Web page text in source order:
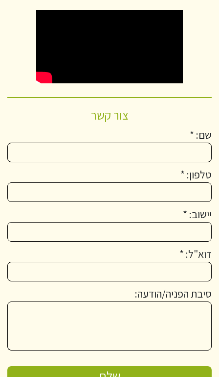
צור קשר
שם: *
טלפון: *
יישוב: *
דוא"ל: *
סיבת הפניה/הודעה: